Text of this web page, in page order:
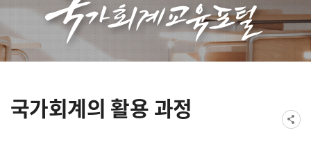
국가회계의 활용 과정